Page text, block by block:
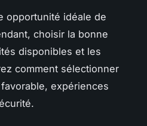
opportunité idéale de
choisir la bonne
disponibles et les
comment sélectionner
expériences